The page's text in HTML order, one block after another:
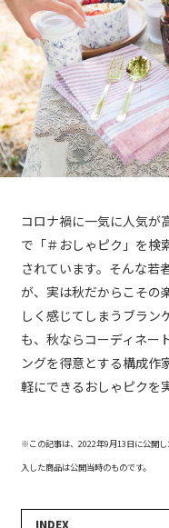
コロナ禍に一気に人気
で「＃おしゃピク」を検
されています。そんな若
が、実は秋だからこその
しく感じてしまうブラン
も、秋ならコーディネー
ングを得意とする構成作
軽にできるおしゃピクを
※この記事は、2022年9月13日に公開
入した商品は公開当時のものです。